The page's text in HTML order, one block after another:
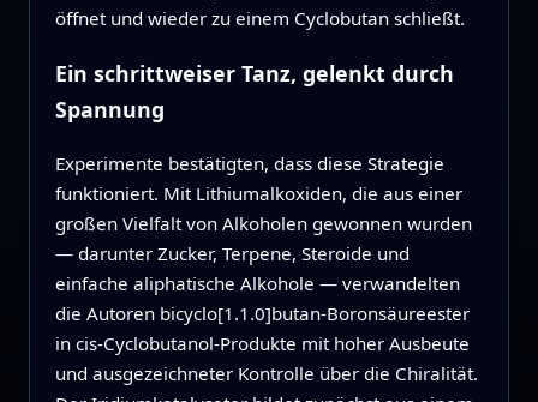
öffnet und wieder zu einem Cyclobutan schließt.
Ein schrittweiser Tanz, gelenkt durch
Spannung
Experimente bestätigten, dass diese Strategie
funktioniert. Mit Lithiumalkoxiden, die aus einer
großen Vielfalt von Alkoholen gewonnen wurden
— darunter Zucker, Terpene, Steroide und
einfache aliphatische Alkohole — verwandelten
die Autoren bicyclo[1.1.0]butan‑Boronsäureester
in cis‑Cyclobutanol‑Produkte mit hoher Ausbeute
und ausgezeichneter Kontrolle über die Chiralität.